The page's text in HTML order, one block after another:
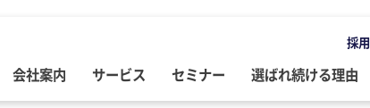
採用
会社案内 サービス セミナー 選ばれ続ける理由